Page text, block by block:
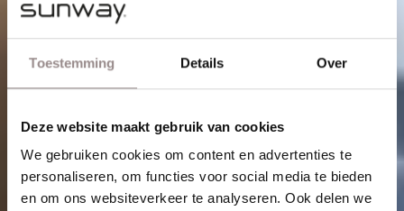
Toestemming Details Over
Deze website maakt gebruik van cookies
We gebruiken cookies om content en advertenties te
personaliseren, om functies voor social media te bieden
en om ons websiteverkeer te analyseren. Ook delen we